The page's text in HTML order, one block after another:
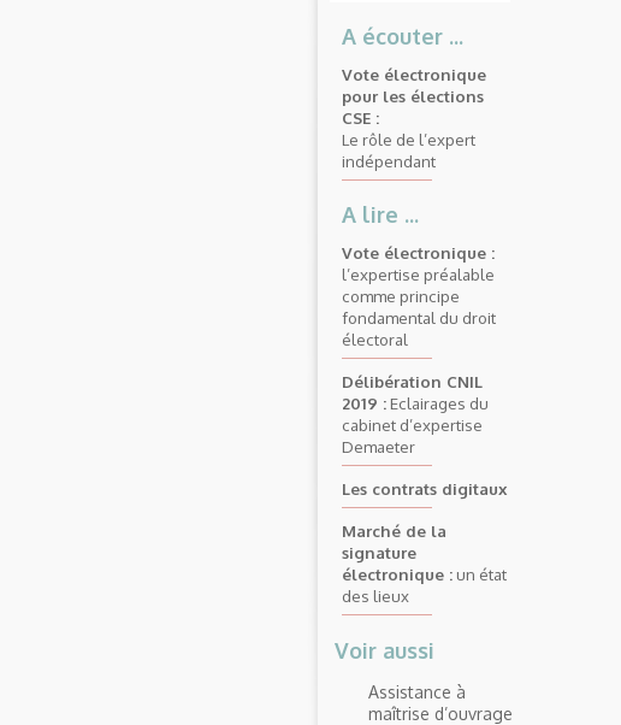
A écouter ...
Vote électronique
pour les élections
CSE :
Le rôle de l’expert
indépendant
A lire ...
Vote électronique :
l’expertise préalable
comme principe
fondamental du droit
électoral
Délibération CNIL
2019 : Eclairages du
cabinet d’expertise
Demaeter
Les contrats digitaux
Marché de la
signature
électronique : un état
des lieux
Voir aussi
Assistance à
maîtrise d’ouvrage